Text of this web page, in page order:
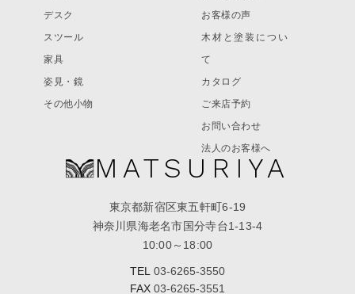
MATSURIYA
東京都新宿区東五軒町6-19
神奈川県海老名市国分寺台1-13-4
10:00～18:00
TEL 03-6265-3550
FAX 03-6265-3551
デスク
スツール
家具
姿見・鏡
その他小物
お客様の声
木材と塗装につい
て
カタログ
ご来店予約
お問い合わせ
法人のお客様へ